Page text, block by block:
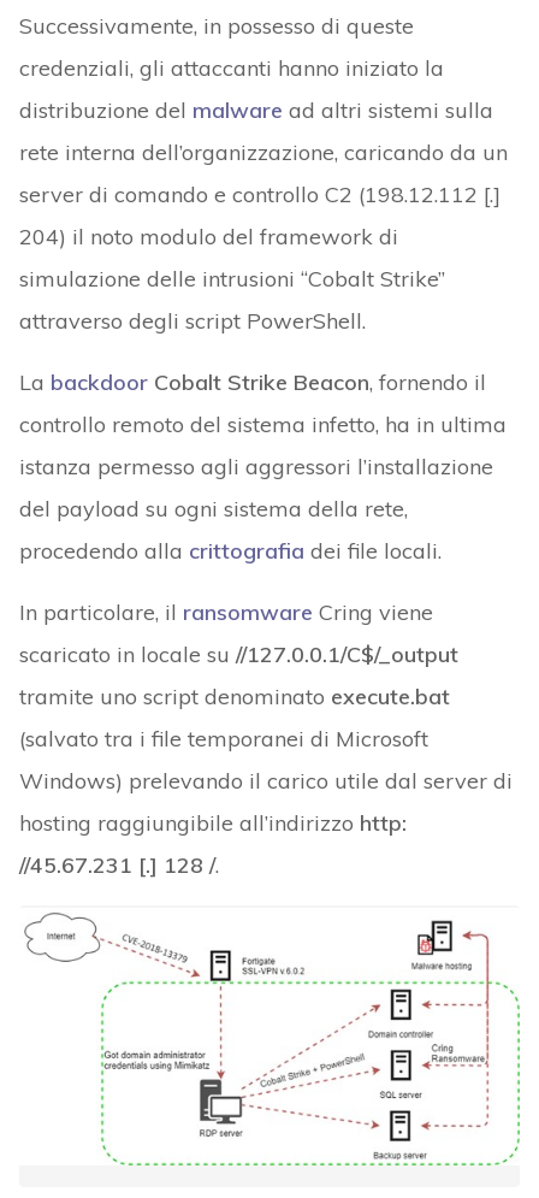
Successivamente, in possesso di queste
credenziali, gli attaccanti hanno iniziato la
distribuzione del malware ad altri sistemi sulla
rete interna dell’organizzazione, caricando da un
server di comando e controllo C2 (198.12.112 [.]
204) il noto modulo del framework di
simulazione delle intrusioni “Cobalt Strike”
attraverso degli script PowerShell.
La backdoor Cobalt Strike Beacon, fornendo il
controllo remoto del sistema infetto, ha in ultima
istanza permesso agli aggressori l’installazione
del payload su ogni sistema della rete,
procedendo alla crittografia dei file locali.
In particolare, il ransomware Cring viene
scaricato in locale su //127.0.0.1/C$/_output
tramite uno script denominato execute.bat
(salvato tra i file temporanei di Microsoft
Windows) prelevando il carico utile dal server di
hosting raggiungibile all’indirizzo http:
//45.67.231 [.] 128 /.